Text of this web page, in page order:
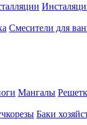
Смесители для
Мангалы
Баки